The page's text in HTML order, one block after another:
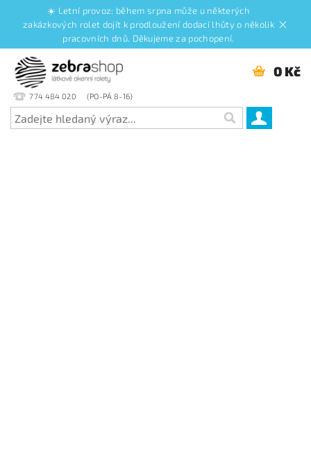
☀️ Letní provoz: během srpna může u některých
zakázkových rolet dojít k prodloužení dodací lhůty o několik
pracovních dnů. Děkujeme za pochopení.
774 484 020
0 Kč